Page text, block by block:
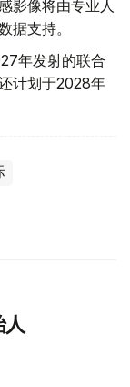
影像将由专业人
据支持。
年发射的联合
计划于2028年
人